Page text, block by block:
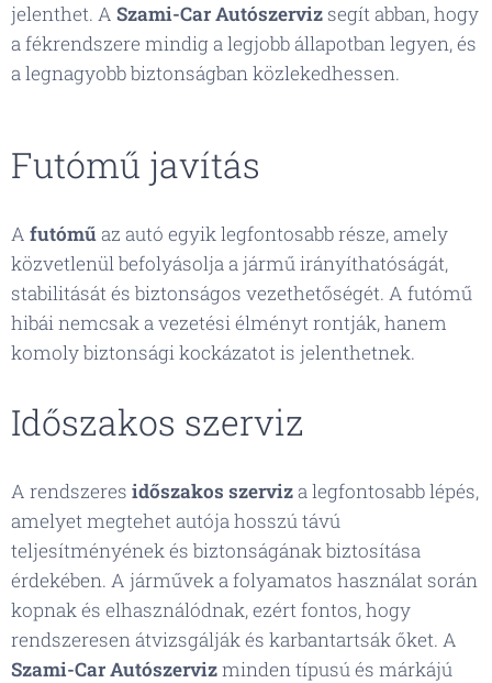
jelenthet. A Szami-Car Autószerviz segít abban, hogy
a fékrendszere mindig a legjobb állapotban legyen, és
a legnagyobb biztonságban közlekedhessen.
Futómű javítás
A futóműaz autó egyik legfontosabb része, amely
közvetlenül befolyásolja a jármű irányíthatóságát,
stabilitását és biztonságos vezethetőségét. A futómű
hibái nemcsak a vezetési élményt rontják, hanem
komoly biztonsági kockázatot is jelenthetnek.
Időszakos szerviz
A rendszeres időszakos szerviza legfontosabb lépés,
amelyet megtehet autója hosszú távú
teljesítményének és biztonságának biztosítása
érdekében. A járművek a folyamatos használat során
kopnak és elhasználódnak, ezért fontos, hogy
rendszeresen átvizsgálják és karbantartsák őket. A
Szami-Car Autószervizminden típusú és márkájú